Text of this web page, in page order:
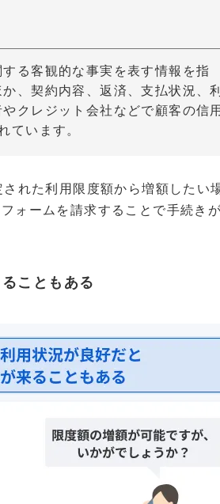
る客観的な事実を表す情報を指
、契約内容、返済、支払状況、利
クレジット会社などで顧客の信用
ています。
れた利用限度額から増額したい
ォームを請求することで手続き
こともある